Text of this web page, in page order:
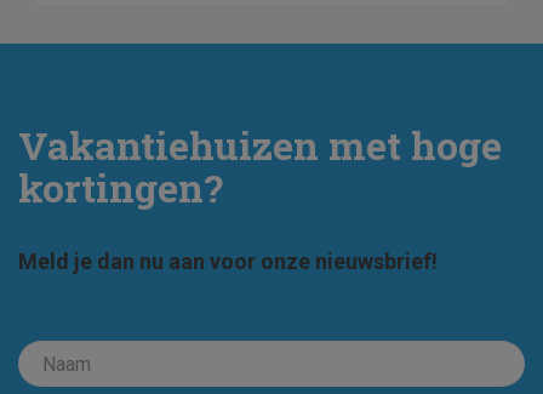
Vakantiehuizen met hoge
kortingen?
Meld je dan nu aan voor onze nieuwsbrief!